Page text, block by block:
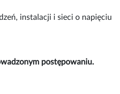
instalacji i sieci o napięciu
postępowaniu.